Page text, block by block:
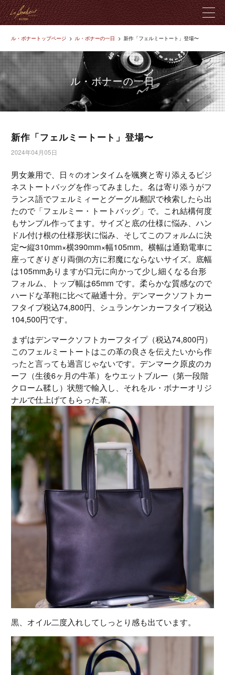
ル・ボナートップページ ル・ボナーの一日 新作「フェルミートート」登場〜
ル・ボナーの一日
新作「フェルミートート」登場〜
2024年04月05日
男女兼用で、日々のオンタイムを颯爽と寄り添えるビジ
ネストートバッグを作ってみました。名は寄り添うがフ
ランス語でフェルミィーとグーグル翻訳で検索したら出
たので「フェルミー・トートバッグ」で。これ結構何度
もサンプル作ってます。サイズと底の仕様に悩み、ハン
ドル付け根の仕様形状に悩み、そしてこのフォルムに決
定〜縦310mm×横390mm×幅105mm。横幅は通勤電車に
座ってぎりぎり両側の方に邪魔にならないサイズ。底幅
は105mmありますが口元に向かって少し細くなる台形
フォルム、トップ幅は65mm です。柔らかな質感なので
ハードな革鞄に比べて融通十分。デンマークソフトカー
フタイプ税込74,800円、シュランケンカーフタイプ税込
104,500円です。
まずはデンマークソフトカーフタイプ（税込74,800円）
このフェルミートートはこの革の良さを伝えたいから作
ったと言っても過言じゃないです。デンマーク原皮のカ
ーフ（生後6ヶ月の牛革）をウエットブルー（第一段階
クローム鞣し）状態で輸入し、それをル・ボナーオリジ
ナルで仕上げてもらった革。
黒、オイル二度入れしてしっとり感も出ています。
ル・ボナーとは
製品紹介
革のこだわり
店舗紹介
お問い合わせ